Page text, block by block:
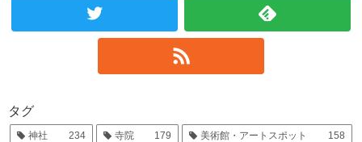
タグ
神社 234 寺院 179 美術館・アートスポット 158